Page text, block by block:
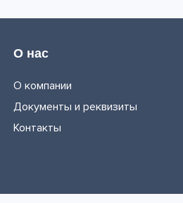
О нас
О компании
Документы и реквизиты
Контакты